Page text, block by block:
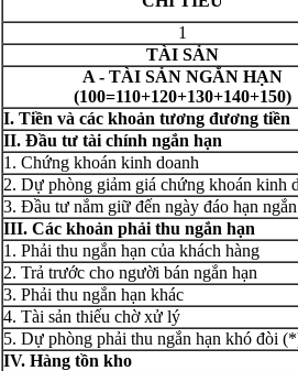
1
TÀI SẢN
A - TÀI SẢN NGẮN HẠN
(100=110+120+130+140+150)
I. Tiền và các khoản tương đương tiền
II. Đầu tư tài chính ngắn hạn
1. Chứng khoán kinh doanh
2. Dự phòng giảm giá chứng khoán kinh
3. Đầu tư nắm giữ đến ngày đáo hạn
III. Các khoản phải thu ngắn hạn
1. Phải thu ngắn hạn của khách hàng
2. Trả trước cho người bán ngắn hạn
3. Phải thu ngắn hạn khác
4. Tài sản thiếu chờ xử lý
5. Dự phòng phải thu ngắn hạn khó đòi
IV. Hàng tồn kho